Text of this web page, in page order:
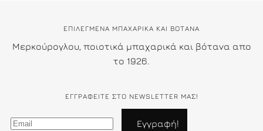
ΕΠΙΛΕΓΜΕΝΑ ΜΠΑΧΑΡΙΚΑ ΚΑΙ ΒΟΤΑΝΑ
Μερκούρογλου, ποιοτικά μπαχαρικά και βότανα απο
το 1926.
ΕΓΓΡΑΦΕΊΤΕ ΣΤΟ NEWSLETTER ΜΑΣ!